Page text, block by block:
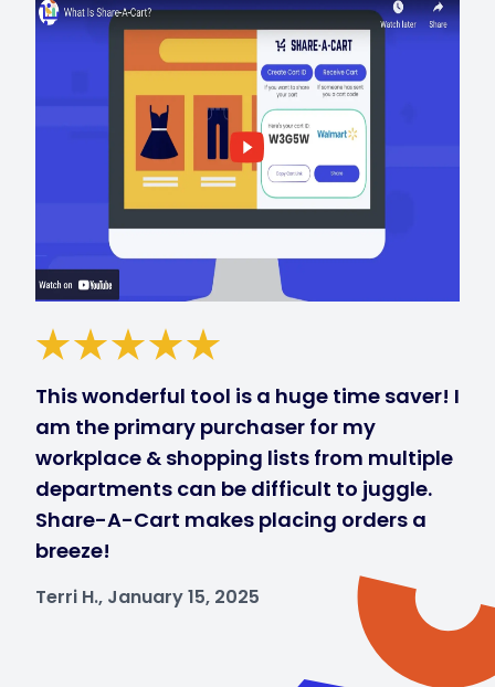
This wonderful tool is a huge time saver! I
am the primary purchaser for my
workplace & shopping lists from multiple
departments can be difficult to juggle.
Share-A-Cart makes placing orders a
breeze!
Terri H., January 15, 2025